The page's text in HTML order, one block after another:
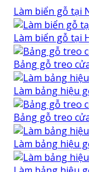
Làm biển gỗ tại
Làm biển gỗ tại
Bảng gỗ treo
Làm bảng hiệu
Bảng gỗ treo
Làm bảng hiệu